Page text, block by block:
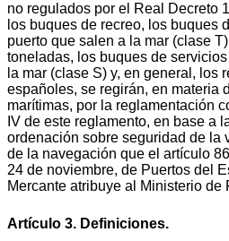
no regulados por el Real Decreto
los buques de recreo, los buques
puerto que salen a la mar (clase
toneladas, los buques de
la mar (clase S) y, en general, los
españoles, se regirán, en materia
marítimas, por la reglamentación
IV de este reglamento, en base a
ordenación sobre seguridad de la
de la navegación que el artículo
24 de noviembre, de Puertos del
Mercante atribuye al Ministerio de
Artículo 3. Definiciones.